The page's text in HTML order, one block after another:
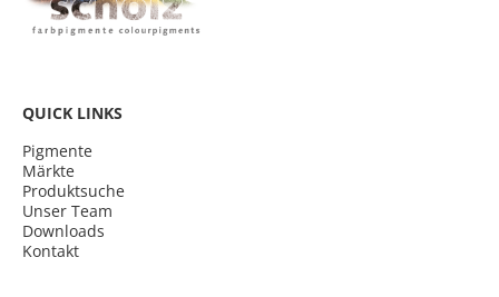
QUICK LINKS
Pigmente
Märkte
Produktsuche
Unser Team
Downloads
Kontakt